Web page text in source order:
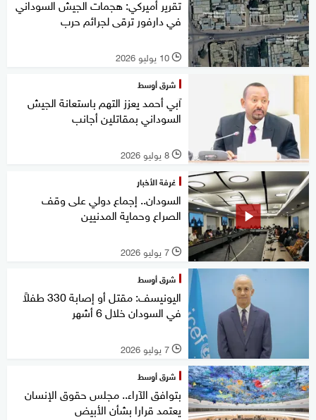
تقرير أميركي: هجمات الجيش السوداني
في دارفور ترقى لجرائم حرب
l 10 يوليو 2026
شرق أوسط
آبي أحمد يعزز التهم باستعانة الجيش
السوداني بمقاتلين أجانب
l 8 يوليو 2026
غرفة الأخبار
السودان.. إجماع دولي على وقف
الصراع وحماية المدنيين
l 7 يوليو 2026
شرق أوسط
اليونيسف: مقتل أو إصابة 330 طفلاً
في السودان خلال 6 أشهر
l 7 يوليو 2026
شرق أوسط
بتوافق الآراء.. مجلس حقوق الإنسان
يعتمد قرارا بشأن الأبيض